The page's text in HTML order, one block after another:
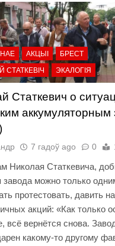
АКЦЫІ
БРЕСТ
СТАТКЕВІЧ
ЭКАЛОГІЯ
Статкевич о
аккумуляторным
7 гадоў ago 0
Николая Статкевича,
завода можно только
протестовать, давить
акций: «Как только
всё вернётся снова.
какому-то другому